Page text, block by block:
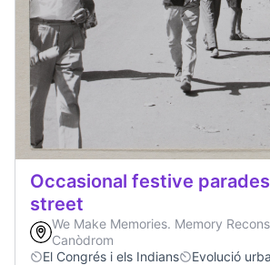
Occasional festive
street
We Make Memories. Memory
Canòdrom
El Congrés i els Indians
Evolució